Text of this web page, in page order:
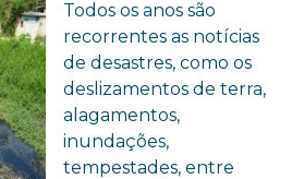
Todos os anos são
recorrentes as notícias
de desastres, como os
deslizamentos de terra,
alagamentos,
inundações,
tempestades, entre